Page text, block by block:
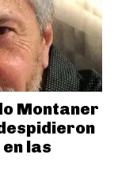
Montaner
las